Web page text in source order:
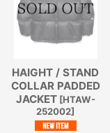
HAIGHT / STAND
COLLAR PADDED
JACKET [HTAW-
252002]